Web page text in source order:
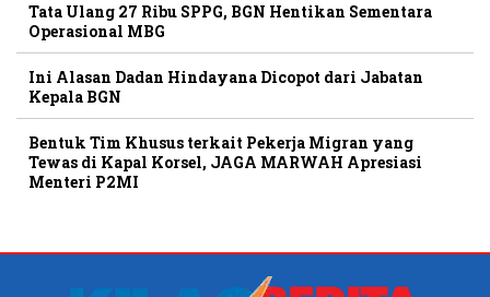
Tata Ulang 27 Ribu SPPG, BGN Hentikan Sementara
Operasional MBG
Ini Alasan Dadan Hindayana Dicopot dari Jabatan
Kepala BGN
Bentuk Tim Khusus terkait Pekerja Migran yang
Tewas di Kapal Korsel, JAGA MARWAH Apresiasi
Menteri P2MI